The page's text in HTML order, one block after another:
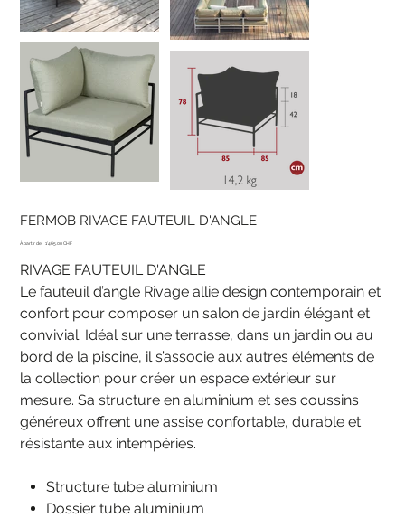
FERMOB RIVAGE FAUTEUIL D'ANGLE
À partir de Prix
1'465.00 CHF
RIVAGE FAUTEUIL D'ANGLE
Le fauteuil d’angle Rivage allie design contemporain et
confort pour composer un salon de jardin élégant et
convivial. Idéal sur une terrasse, dans un jardin ou au
bord de la piscine, il s’associe aux autres éléments de
la collection pour créer un espace extérieur sur
mesure. Sa structure en aluminium et ses coussins
généreux offrent une assise confortable, durable et
résistante aux intempéries.
Structure tube aluminium
Dossier tube aluminium